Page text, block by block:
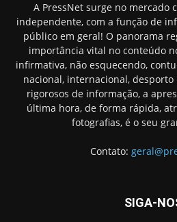
A PressNet surge no mercado
independente, com a função de
público em geral! O panorama
importância vital no conteúdo
infirmativa, não esquecendo,
nacional, internacional,
rigorosos de informação, a
última hora, de forma rápida,
fotografias, é o seu
Contato:
SIGA-